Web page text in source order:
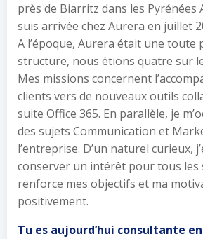
près de Biarritz dans les Pyrénées
suis arrivée chez Aurera en juillet
A l’époque, Aurera était une toute
structure, nous étions quatre sur
Mes missions concernent
clients vers de nouveaux outils
suite Office 365. En parallèle, je
des sujets Communication et
l’entreprise. D’un naturel curieux,
conserver un intérêt pour tous les
renforce mes objectifs et ma
positivement.
Tu es aujourd’hui consultante